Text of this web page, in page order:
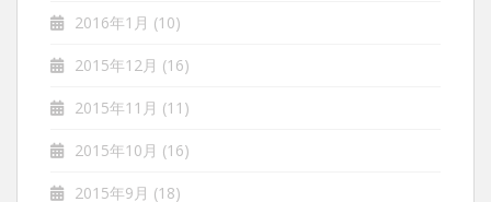
2016年1月 (10)
2015年12月 (16)
2015年11月 (11)
2015年10月 (16)
2015年9月 (18)